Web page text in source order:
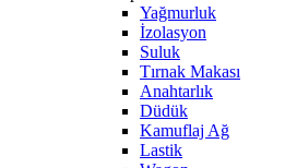
Yağmurluk
İzolasyon
Suluk
Tırnak Makası
Anahtarlık
Düdük
Kamuflaj Ağ
Lastik